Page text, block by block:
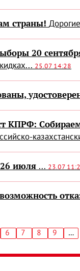
страны!
20
25.07 14:28
КПРФ:
июля ... 23.07
Страница
6 Страница
7 Страница
8 9 …